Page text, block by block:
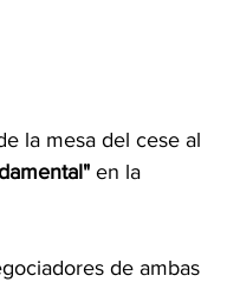
la mesa del cese al
en la
de ambas